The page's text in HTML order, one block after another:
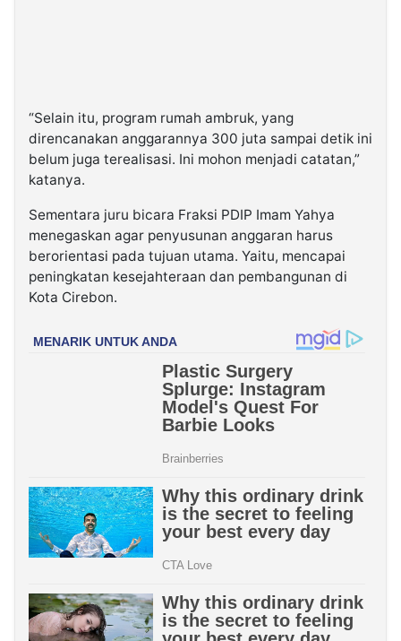
“Selain itu, program rumah ambruk, yang
direncanakan anggarannya 300 juta sampai detik ini
belum juga terealisasi. Ini mohon menjadi catatan,”
katanya.
Sementara juru bicara Fraksi PDIP Imam Yahya
menegaskan agar penyusunan anggaran harus
berorientasi pada tujuan utama. Yaitu, mencapai
peningkatan kesejahteraan dan pembangunan di
Kota Cirebon.